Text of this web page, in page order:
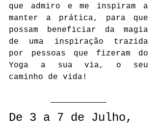
que admiro e me inspiram a
manter a prática, para que
possam beneficiar da magia
de uma inspiração trazida
por pessoas que fizeram do
Yoga a sua via, o seu
caminho de vida!
De 3 a 7 de Julho,